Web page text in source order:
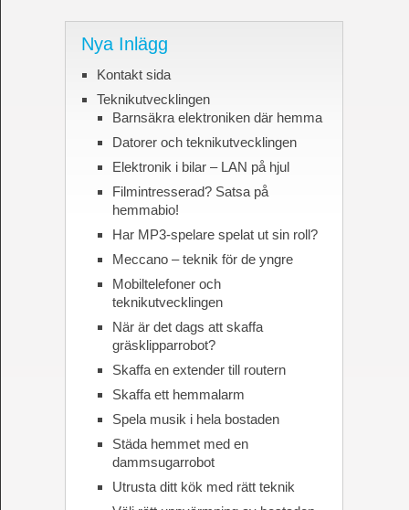
Nya Inlägg
Kontakt sida
Teknikutvecklingen
Barnsäkra elektroniken där hemma
Datorer och teknikutvecklingen
Elektronik i bilar – LAN på hjul
Filmintresserad? Satsa på
hemmabio!
Har MP3-spelare spelat ut sin roll?
Meccano – teknik för de yngre
Mobiltelefoner och
teknikutvecklingen
När är det dags att skaffa
gräsklipparrobot?
Skaffa en extender till routern
Skaffa ett hemmalarm
Spela musik i hela bostaden
Städa hemmet med en
dammsugarrobot
Utrusta ditt kök med rätt teknik